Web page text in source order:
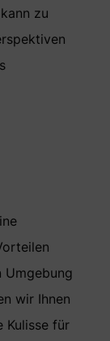
zu
Umgebung
wir Ihnen
Kulisse für